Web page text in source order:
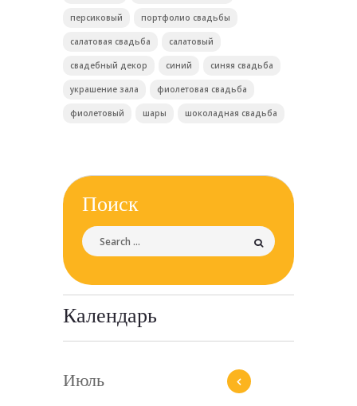
персиковый портфолио свадьбы
салатовая свадьба салатовый
свадебный декор синий синяя свадьба
украшение зала фиолетовая свадьба
фиолетовый шары шоколадная свадьба
Поиск
Календарь
Июль